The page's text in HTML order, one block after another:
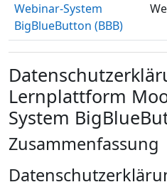
Webinar-System
BigBlueButton (BBB)
Lernplattform
System
Zusammenfassung